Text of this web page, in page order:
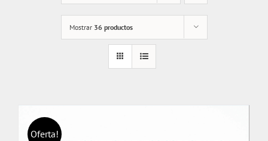
Mostrar 36 productos
Oferta!